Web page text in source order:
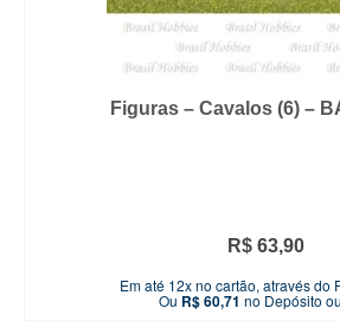
Figuras – Cavalos (6) –
R$63,90
Em até 12x no cartão, através do
Ou R$60,71 no Depósito